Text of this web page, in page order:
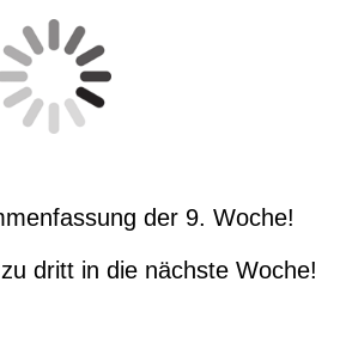
der 9. Woche!
dritt in die nächste Woche!